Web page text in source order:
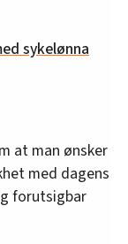
sykelønna
at man ønsker
med dagens
forutsigbar